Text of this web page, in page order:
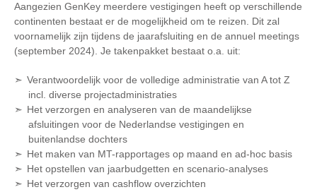
Aangezien GenKey meerdere vestigingen heeft op verschillende
continenten bestaat er de mogelijkheid om te reizen. Dit zal
voornamelijk zijn tijdens de jaarafsluiting en de annuel meetings
(september 2024). Je takenpakket bestaat o.a. uit:
Verantwoordelijk voor de volledige administratie van A tot Z
incl. diverse projectadministraties
Het verzorgen en analyseren van de maandelijkse
afsluitingen voor de Nederlandse vestigingen en
buitenlandse dochters
Het maken van MT-rapportages op maand en ad-hoc basis
Het opstellen van jaarbudgetten en scenario-analyses
Het verzorgen van cashflow overzichten